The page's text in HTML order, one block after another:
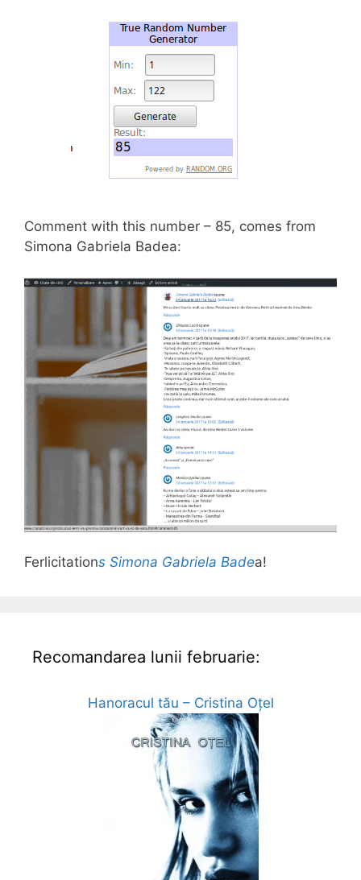
Comment with this number – 85, comes from
Simona Gabriela Badea:
Ferlicitations Simona Gabriela Badea!
Recomandarea lunii februarie:
Hanoracul tău – Cristina Oțel